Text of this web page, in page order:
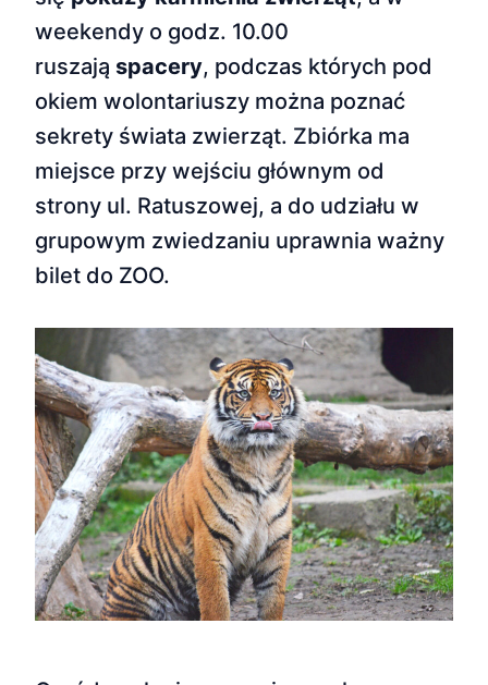
weekendy o godz. 10.00
ruszają spacery, podczas których pod
okiem wolontariuszy można poznać
sekrety świata zwierząt. Zbiórka ma
miejsce przy wejściu głównym od
strony ul. Ratuszowej, a do udziału w
grupowym zwiedzaniu uprawnia ważny
bilet do ZOO.